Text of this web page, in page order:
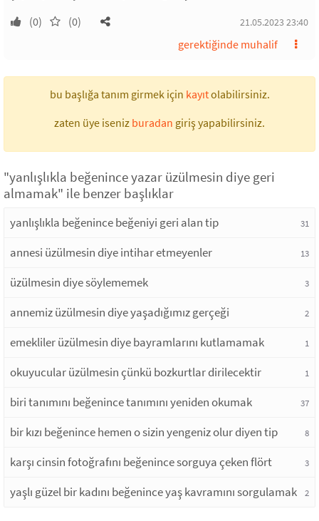
(0) (0) 21.05.2023 23:40
gerektiğinde muhalif
bu başlığa tanım girmek için kayıtolabilirsiniz.
zaten üye iseniz buradan giriş yapabilirsiniz.
"yanlışlıkla beğenince yazar üzülmesin diye geri
almamak" ile benzer başlıklar
yanlışlıkla beğenince beğeniyi geri alan tip 31
annesi üzülmesin diye intihar etmeyenler 13
üzülmesin diye söylememek 3
annemiz üzülmesin diye yaşadığımız gerçeği 2
emekliler üzülmesin diye bayramlarını kutlamamak 1
okuyucular üzülmesin çünkü bozkurtlar dirilecektir 1
biri tanımını beğenince tanımını yeniden okumak 37
bir kızı beğenince hemen o sizin yengeniz olur diyen tip 8
karşı cinsin fotoğrafını beğenince sorguya çeken flört 3
yaşlı güzel bir kadını beğenince yaş kavramını sorgulamak 2